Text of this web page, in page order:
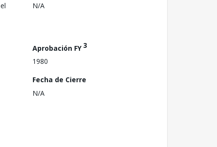
N/A
Aprobación FY3
1980
Fecha de Cierre
N/A